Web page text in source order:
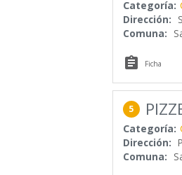
Categoría:
Dirección:
Comuna:
 Ficha
5
Categoría:
Dirección:
Comuna: